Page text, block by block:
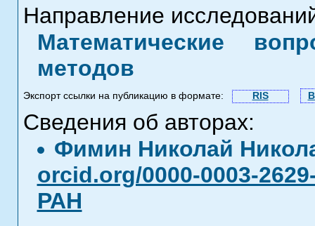
Направление
Математические
методов
Экспорт ссылки на публикацию в формате: RIS
Сведения об авторах:
Фимин Николай
orcid.org/0000-0003-
РАН